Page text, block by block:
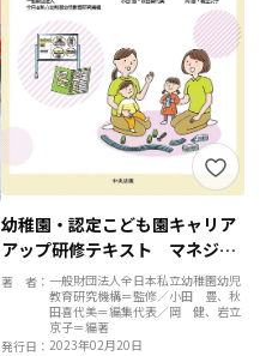
幼稚園・認定こども園キャリア
アップ研修テキスト マネジメ
ント
著 者： 一般財団法人全日本私立幼稚園幼児
教育研究機構＝監修／小田 豊、秋
田喜代美＝編集代表／岡 健、岩立
京子＝編著
発行日： 2023年02月20日